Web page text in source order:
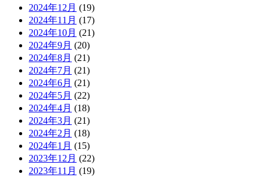
2024年12月 (19)
2024年11月 (17)
2024年10月 (21)
2024年9月 (20)
2024年8月 (21)
2024年7月 (21)
2024年6月 (21)
2024年5月 (22)
2024年4月 (18)
2024年3月 (21)
2024年2月 (18)
2024年1月 (15)
2023年12月 (22)
2023年11月 (19)